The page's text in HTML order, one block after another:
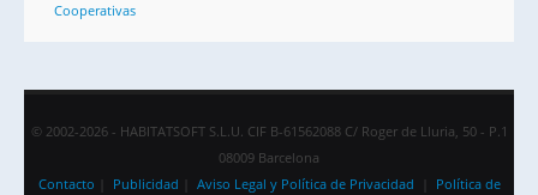
Cooperativas
© 2002-2026 - HABITATSOFT S.L.U. CIF B-61562088 C/ Roger de Lluria, 50 - P.1
08009 Barcelona
Contacto
Publicidad Aviso Legal y Política de Privacidad Política de